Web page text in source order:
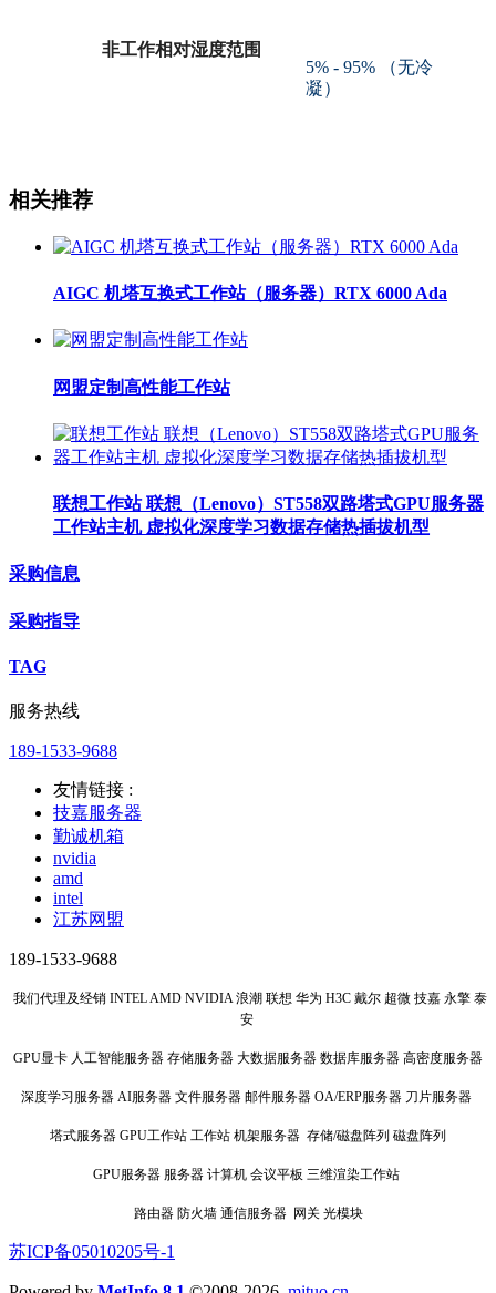
非工作相对湿度范围
5% - 95% （无冷
凝）
相关推荐
AIGC 机塔互换式工作站（服务器）RTX 6000 Ada
网盟定制高性能工作站
联想工作站 联想（Lenovo）ST558双路塔式GPU服务器
工作站主机 虚拟化深度学习数据存储热插拔机型
采购信息
采购指导
TAG
服务热线
189-1533-9688
友情链接 :
技嘉服务器
勤诚机箱
nvidia
amd
intel
江苏网盟
189-1533-9688
我们代理及经销 INTEL AMD NVIDIA 浪潮 联想 华为 H3C 戴尔 超微 技嘉 永擎 泰
安
GPU显卡 人工智能服务器 存储服务器 大数据服务器 数据库服务器 高密度服务器
深度学习服务器 AI服务器 文件服务器 邮件服务器 OA/ERP服务器 刀片服务器
塔式服务器 GPU工作站 工作站 机架服务器 存储/磁盘阵列 磁盘阵列
GPU服务器 服务器 计算机 会议平板 三维渲染工作站
路由器 防火墙 通信服务器 网关 光模块
苏ICP备05010205号-1